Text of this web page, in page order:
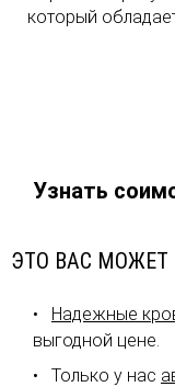
который
Узнать
ЭТО ВАС МОЖЕТ
Надежные
выгодной цене.
Только у нас